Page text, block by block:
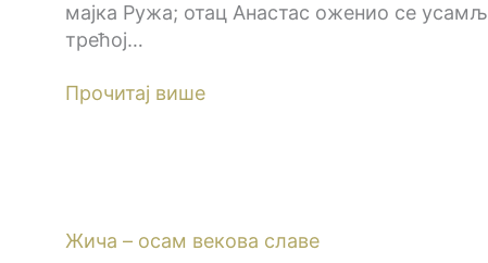
мајка Ружа; отац Анастас оженио се
трећој…
Прочитај више
Жича – осам векова славе